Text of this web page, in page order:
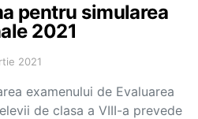
pentru simularea
2021
2021
examenului de Evaluarea
de clasa a VIII-a prevede